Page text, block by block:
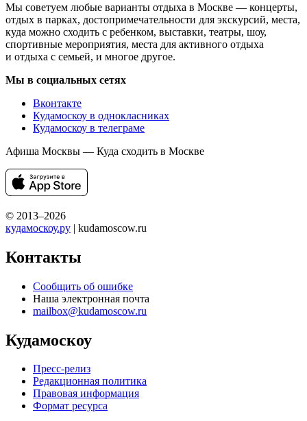
Мы советуем любые варианты отдыха в Москве — концерты,
отдых в парках, достопримечательности для экскурсий, места,
куда можно сходить с ребенком, выставки, театры, шоу,
спортивные мероприятия, места для активного отдыха
и отдыха с семьей, и многое другое.
Мы в социальных сетях
Вконтакте
Кудамоскоу в однокласниках
Кудамоскоу в телеграме
Афиша Москвы — Куда сходить в Москве
© 2013–2026
кудамоскоу.ру | kudamoscow.ru
Контакты
Сообщить об ошибке
Наша электронная почта
mailbox@kudamoscow.ru
Кудамоскоу
Пресс-релиз
Редакционная политика
Правовая информация
Формат ресурса